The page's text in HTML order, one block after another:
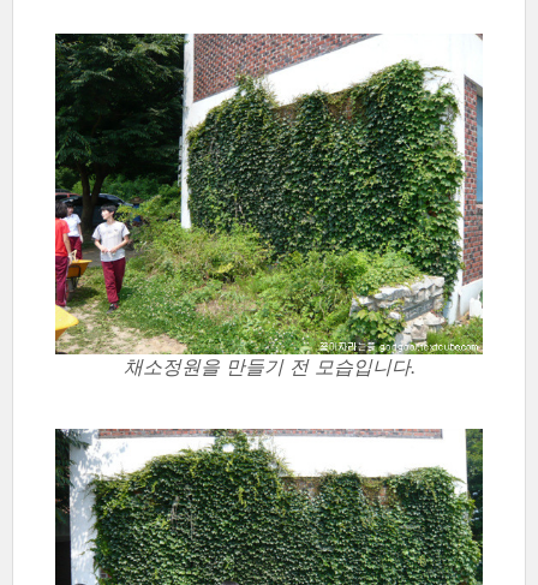
채소정원을 만들기 전 모습입니다.